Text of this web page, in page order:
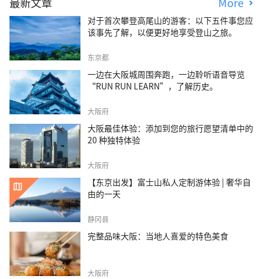
对于首次攀登高尾山的游客：以下五件事您应
该事先了解，以便更好地享受登山之旅。
东京都
一边在大阪城周围奔跑，一边聆听语音导览
“RUN RUN LEARN”，了解历史。
大阪府
大阪最佳体验：添加到您的旅行愿望清单中的
20 种独特体验
大阪府
【东京出发】富士山私人定制游体验 | 奢华自
由的一天
静冈县
完整品味大阪：当地人喜爱的特色美食
大阪府